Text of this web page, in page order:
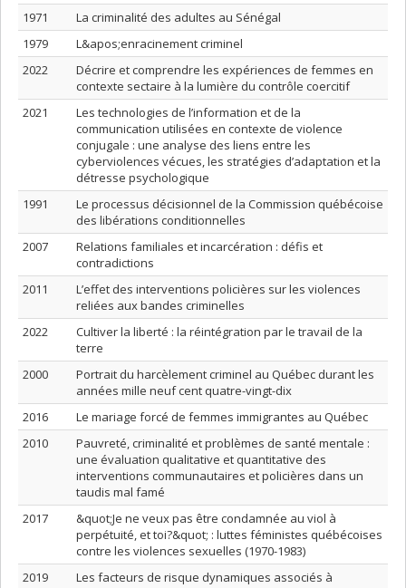
1971
La criminalité des adultes au Sénégal
1979
L&apos;enracinement criminel
2022
Décrire et comprendre les expériences de femmes en
contexte sectaire à la lumière du contrôle coercitif
2021
Les technologies de l’information et de la
communication utilisées en contexte de violence
conjugale : une analyse des liens entre les
cyberviolences vécues, les stratégies d’adaptation et la
détresse psychologique
1991
Le processus décisionnel de la Commission québécoise
des libérations conditionnelles
2007
Relations familiales et incarcération : défis et
contradictions
2011
L’effet des interventions policières sur les violences
reliées aux bandes criminelles
2022
Cultiver la liberté : la réintégration par le travail de la
terre
2000
Portrait du harcèlement criminel au Québec durant les
années mille neuf cent quatre-vingt-dix
2016
Le mariage forcé de femmes immigrantes au Québec
2010
Pauvreté, criminalité et problèmes de santé mentale :
une évaluation qualitative et quantitative des
interventions communautaires et policières dans un
taudis mal famé
2017
&quot;Je ne veux pas être condamnée au viol à
perpétuité, et toi?&quot; : luttes féministes québécoises
contre les violences sexuelles (1970-1983)
2019
Les facteurs de risque dynamiques associés à